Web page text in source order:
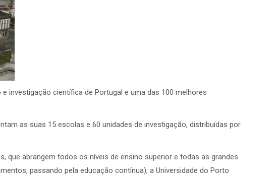
investigação científica de Portugal e uma das 100 melhores
as suas 15 escolas e 60 unidades de investigação, distribuídas por
que abrangem todos os níveis de ensino superior e todas as grandes
passando pela educação contínua), a Universidade do Porto